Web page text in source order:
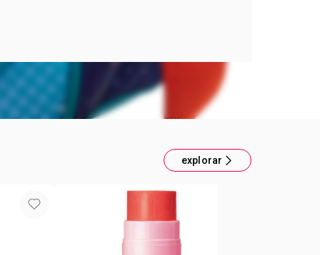
la escuela o paseos.
Estampado de Stitch con colores vivos.
Asa y correa ajustable.
Protege el contenido.
explorar